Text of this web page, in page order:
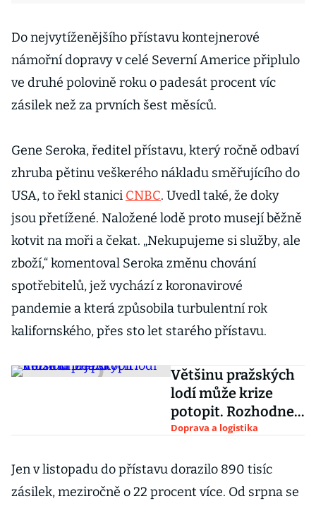
Do nejvytíženějšího přístavu kontejnerové
námořní dopravy v celé Severní Americe připlulo
ve druhé polovině roku o padesát procent víc
zásilek než za prvních šest měsíců.
Gene Seroka, ředitel přístavu, který ročně odbaví
zhruba pětinu veškerého nákladu směřujícího do
USA, to řekl stanici CNBC. Uvedl také, že doky
jsou přetížené. Naložené lodě proto musejí běžně
kotvit na moři a čekat. „Nekupujeme si služby, ale
zboží,“ komentoval Seroka změnu chování
spotřebitelů, jež vychází z koronavirové
pandemie a která způsobila turbulentní rok
kalifornského, přes sto let starého přístavu.
Většinu pražských
lodí může krize
potopit. Rozhodne
jaro
Doprava a logistika
Jen v listopadu do přístavu dorazilo 890 tisíc
zásilek, meziročně o 22 procent více. Od srpna se